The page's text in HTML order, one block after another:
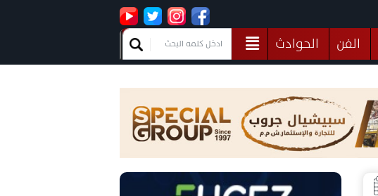
الفن
الحوادث
منوعات